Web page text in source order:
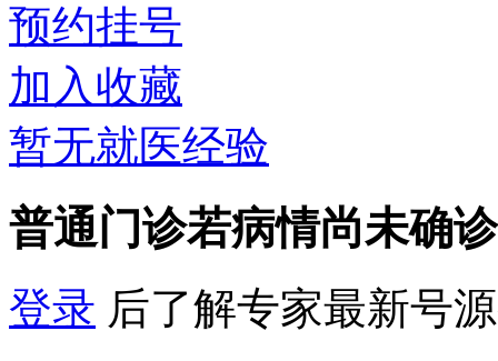
预约挂号
加入收藏
暂无就医经验
普通门诊若病情尚未确
登录 后了解专家最新号